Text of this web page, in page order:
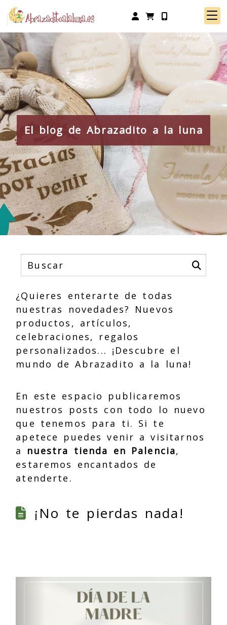
Identifícate
El blog de Abrazadito a la luna
¿Quieres enterarte de todas
nuestras novedades? Nuevos
productos, artículos,
celebraciones, regalos
personalizados... ¡Descubre el
mundo de Abrazadito a la luna!
En este espacio publicaremos
nuestros posts con todo lo nuevo
que tenemos para ti. Si te
apetece puedes venir a visitarnos
a nuestra tienda en Palencia,
estaremos encantados de
atenderte.
¡No te pierdas nada!
Anterior